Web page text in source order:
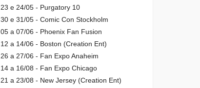
23 e 24/05 - Purgatory 10
30 e 31/05 - Comic Con Stockholm
05 a 07/06 - Phoenix Fan Fusion
12 a 14/06 - Boston (Creation Ent)
26 a 27/06 - Fan Expo Anaheim
14 a 16/08 - Fan Expo Chicago
21 a 23/08 - New Jersey (Creation Ent)